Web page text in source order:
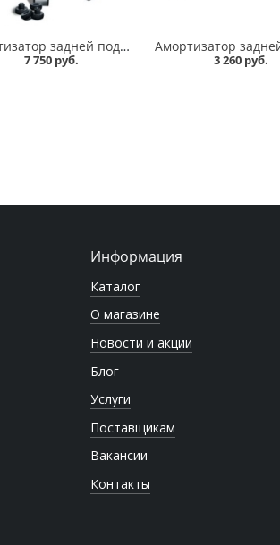
Амортизатор задней подвески 2108-09 /стандарт/ комплект, SS 20 в Омске
7 750 руб. 3 260 руб.
Информация
Каталог
О магазине
Новости и акции
Блог
Услуги
Поставщикам
Вакансии
Контакты